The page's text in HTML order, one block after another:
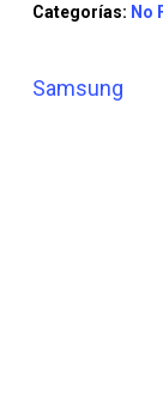
Categorías: No
Samsung